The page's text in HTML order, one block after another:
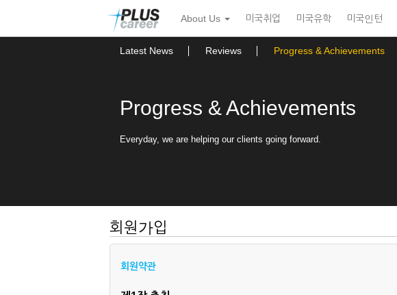
뉴
토
About Us 미국취업 미국유학 미국인턴
Latest News Reviews Progress & Achievements
Progress & Achievements
Everyday, we are helping our clients going forward.
회원가입
회원약관